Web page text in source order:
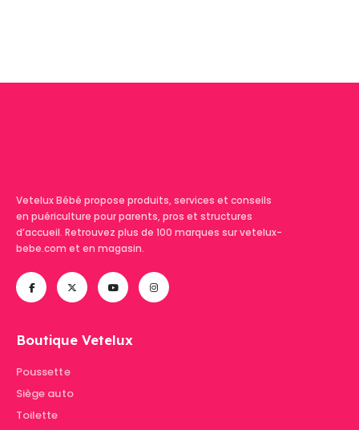
Vetelux Bébé propose produits, services et conseils
en puériculture pour parents, pros et structures
d’accueil. Retrouvez plus de 100 marques sur vetelux-
bebe.com et en magasin.
Boutique Vetelux
Poussette
Siège auto
Toilette